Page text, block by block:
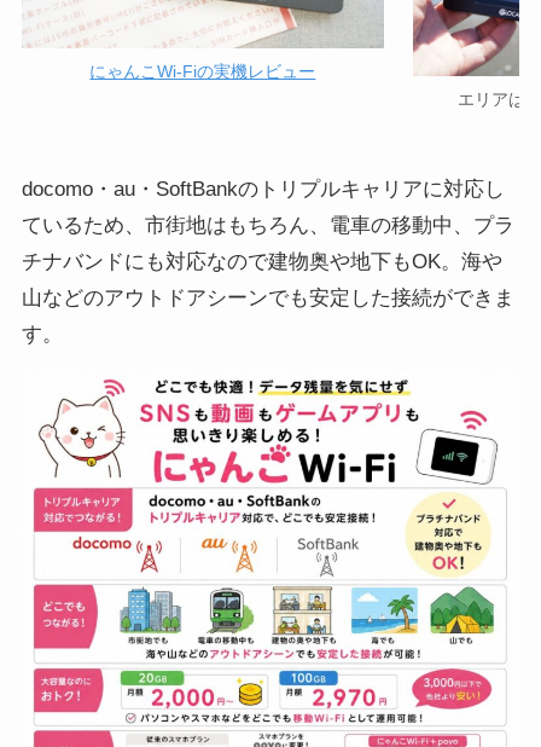
にゃんこWi-Fiの実機レビュー
エリアは
docomo・au・SoftBankのトリプルキャリアに対応し
ているため、市街地はもちろん、電車の移動中、プラ
チナバンドにも対応なので建物奥や地下もOK。海や
山などのアウトドアシーンでも安定した接続ができま
す。